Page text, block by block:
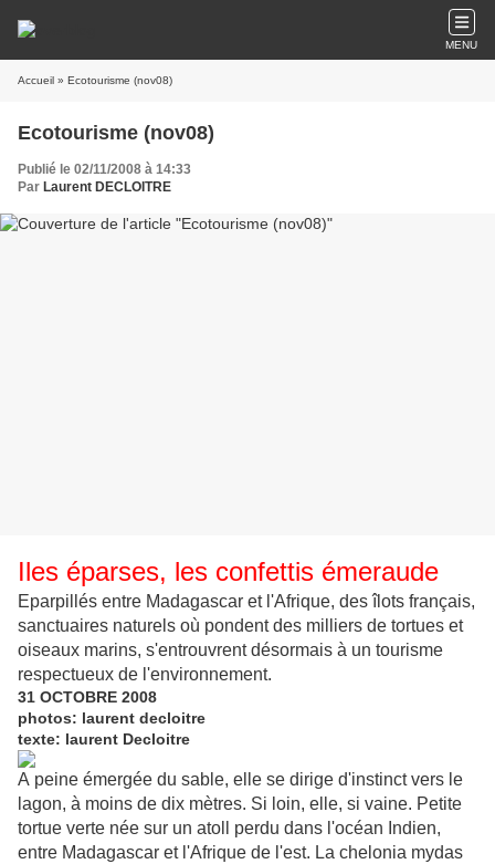
MENU
Accueil » Ecotourisme (nov08)
Ecotourisme (nov08)
Publié le 02/11/2008 à 14:33
Par Laurent DECLOITRE
Iles éparses, les confettis émeraude
Eparpillés entre Madagascar et l'Afrique, des îlots français,
sanctuaires naturels où pondent des milliers de tortues et
oiseaux marins, s'entrouvrent désormais à un tourisme
respectueux de l'environnement.
31 OCTOBRE 2008
photos: laurent decloitre
texte: laurent Decloitre
A peine émergée du sable, elle se dirige d'instinct vers le
lagon, à moins de dix mètres. Si loin, elle, si vaine. Petite
tortue verte née sur un atoll perdu dans l'océan Indien,
entre Madagascar et l'Afrique de l'est. La chelonia mydas